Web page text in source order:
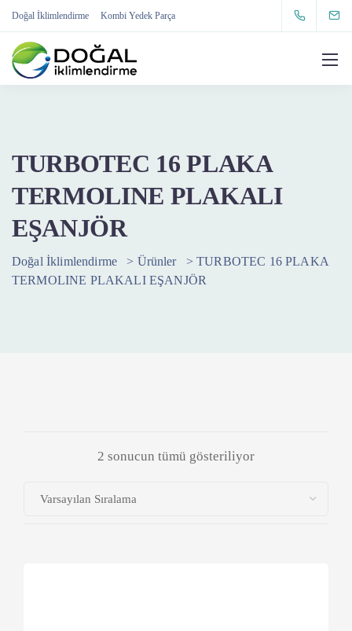
Doğal İklimlendirme Kombi Yedek Parça
TURBOTEC 16 PLAKA
TERMOLINE PLAKALI
EŞANJÖR
Doğal İklimlendirme > Ürünler >TURBOTEC 16 PLAKA
TERMOLINE PLAKALI EŞANJÖR
2 sonucun tümü gösteriliyor